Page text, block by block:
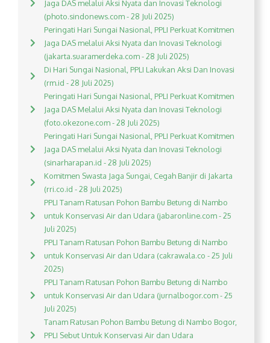
Jaga DAS melalui Aksi Nyata dan Inovasi Teknologi
(photo.sindonews.com - 28 Juli 2025)
Peringati Hari Sungai Nasional, PPLI Perkuat Komitmen
Jaga DAS melalui Aksi Nyata dan Inovasi Teknologi
(jakarta.suaramerdeka.com - 28 Juli 2025)
Di Hari Sungai Nasional, PPLI Lakukan Aksi Dan Inovasi
(rm.id - 28 Juli 2025)
Peringati Hari Sungai Nasional, PPLI Perkuat Komitmen
Jaga DAS Melalui Aksi Nyata dan Inovasi Teknologi
(foto.okezone.com - 28 Juli 2025)
Peringati Hari Sungai Nasional, PPLI Perkuat Komitmen
Jaga DAS melalui Aksi Nyata dan Inovasi Teknologi
(sinarharapan.id - 28 Juli 2025)
Komitmen Swasta Jaga Sungai, Cegah Banjir di Jakarta
(rri.co.id - 28 Juli 2025)
PPLI Tanam Ratusan Pohon Bambu Betung di Nambo
untuk Konservasi Air dan Udara (jabaronline.com - 25
Juli 2025)
PPLI Tanam Ratusan Pohon Bambu Betung di Nambo
untuk Konservasi Air dan Udara (cakrawala.co - 25 Juli
2025)
PPLI Tanam Ratusan Pohon Bambu Betung di Nambo
untuk Konservasi Air dan Udara (jurnalbogor.com - 25
Juli 2025)
Tanam Ratusan Pohon Bambu Betung di Nambo Bogor,
PPLI Sebut Untuk Konservasi Air dan Udara